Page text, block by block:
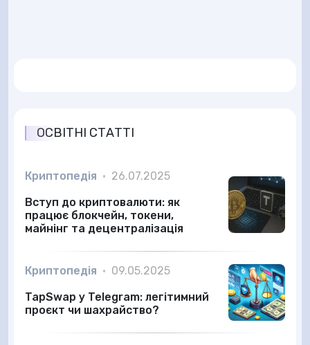
ОСВІТНІ СТАТТІ
Криптопедія • 26.07.2025
Вступ до криптовалюти: як
працює блокчейн, токени,
майнінг та децентралізація
Криптопедія • 09.05.2025
TapSwap у Telegram: легітимний
проєкт чи шахрайство?